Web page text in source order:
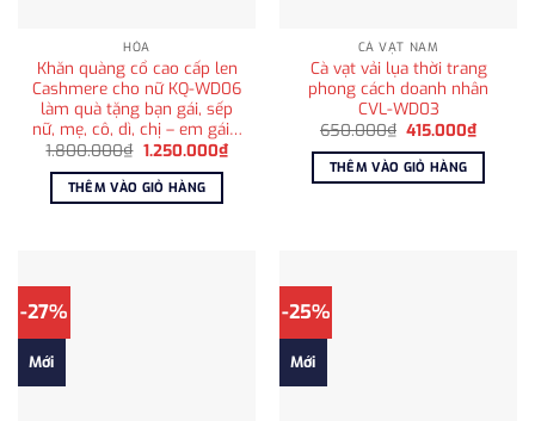
HỎA
Khăn quàng cổ cao cấp len
Cashmere cho nữ KQ-WD06
làm quà tặng bạn gái, sếp
nữ, mẹ, cô, dì, chị – em gái…
1.800.000₫ Giá
là:
1.800.000₫.
1.250.000₫Giá
hiện
THÊM VÀO GIỎ HÀNG
CÀ VẠT NAM
Cà vạt vải lụa thời trang
phong cách doanh nhân
CVL-WD03
650.000₫ Giá
là:
650.000₫.
415.000₫Giá
hiện
tại
THÊM VÀO GIỎ HÀNG
-27%
Mới
-25%
Mới